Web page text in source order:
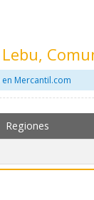
Mercantil.com
Regiones